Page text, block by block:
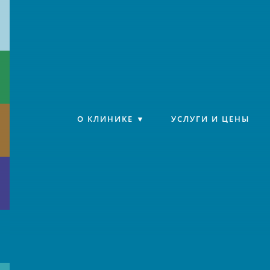
О КЛИНИКЕ УСЛУГИ И ЦЕНЫ